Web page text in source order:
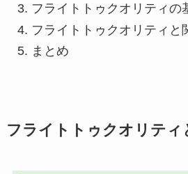
フライトトゥクオリティの
フライトトゥクオリティと
まとめ
フライトトゥクオリティ